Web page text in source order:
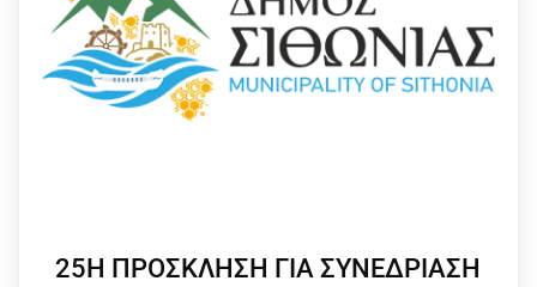
25Η ΠΡΟΣΚΛΗΣΗ ΓΙΑ ΣΥΝΕΔΡΙΑΣΗ